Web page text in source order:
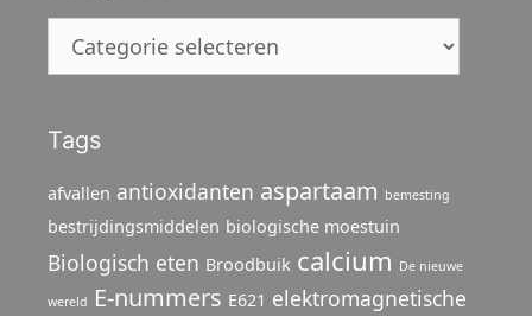
Categorieën
Tags
afvallen antioxidanten aspartaam bemesting
bestrijdingsmiddelen biologische moestuin
Biologisch eten Broodbuik calcium De nieuwe
wereld E-nummers E621 elektromagnetische